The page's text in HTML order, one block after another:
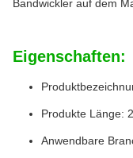
Bandwickler auf dem
Eigenschaften:
Produkte Länge:
Anwendbare